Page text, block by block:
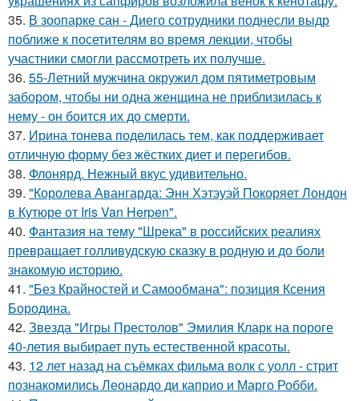
35. В зоопарке сан - Диего сотрудники поднесли выдр
поближе к посетителям во время лекции, чтобы
участники смогли рассмотреть их получше.
36. 55-Летний мужчина окружил дом пятиметровым
забором, чтобы ни одна женщина не приблизилась к
нему - он боится их до смерти.
37. Ирина тонева поделилась тем, как поддерживает
отличную форму без жёстких диет и перегибов.
38. Флонярд. Нежный вкус удивительно.
39. "Королева Авангарда: Энн Хэтэуэй Покоряет Лондон
в Кутюре от Iris Van Herpen".
40. Фантазия на тему "Шрека" в российских реалиях
превращает голливудскую сказку в родную и до боли
знакомую историю.
41. "Без Крайностей и Самообмана": позиция Ксения
Бородина.
42. Звезда "Игры Престолов" Эмилия Кларк на пороге
40-летия выбирает путь естественной красоты.
43. 12 лет назад на съёмках фильма волк с уолл - стрит
познакомились Леонардо ди каприо и Марго Робби.